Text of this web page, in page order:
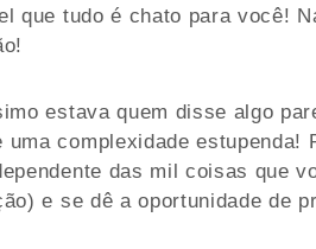
que tudo é chato para você!
estava quem disse algo
uma complexidade
das mil coisas que
e se dê a oportunidade de